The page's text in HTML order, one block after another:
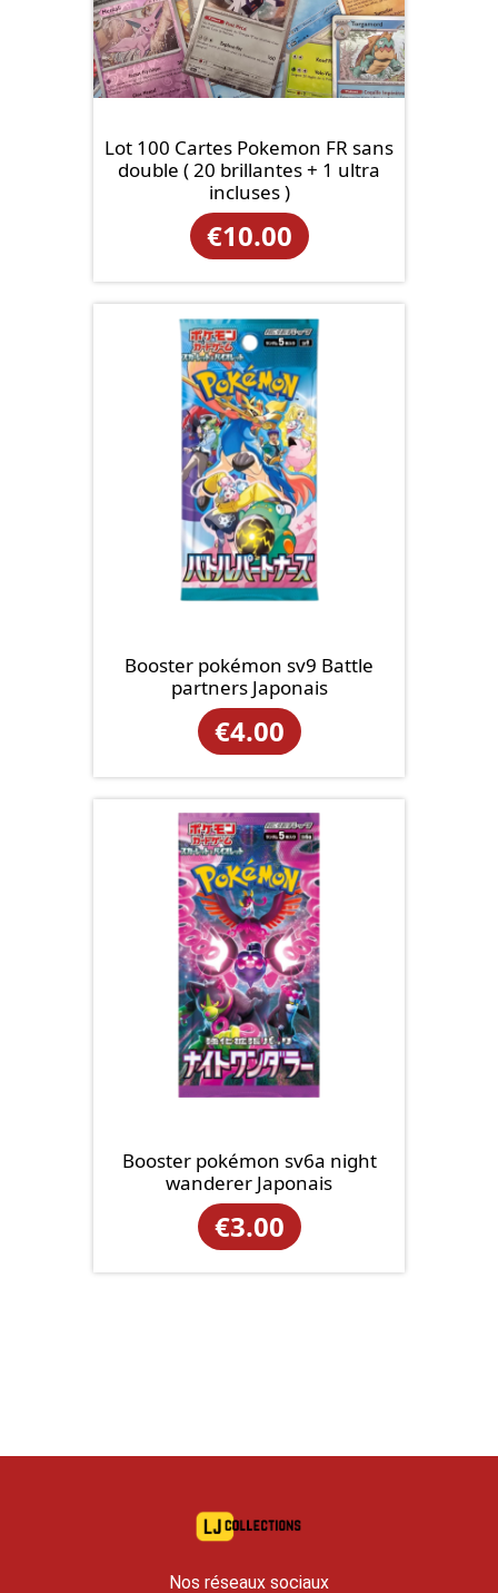
Lot 100 Cartes Pokemon FR sans
double ( 20 brillantes + 1 ultra
incluses )
€10.00
Booster pokémon sv9 Battle
partners Japonais
€4.00
Booster pokémon sv6a night
wanderer Japonais
€3.00
Nos réseaux sociaux